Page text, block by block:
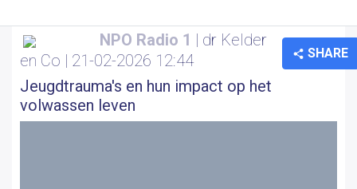
NPO Radio 1 | dr Kelder
en Co | 21-02-2026 12:44
SHARE
Jeugdtrauma's en hun impact op het
volwassen leven